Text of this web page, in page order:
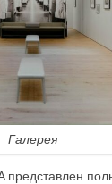
Галерея
представлен